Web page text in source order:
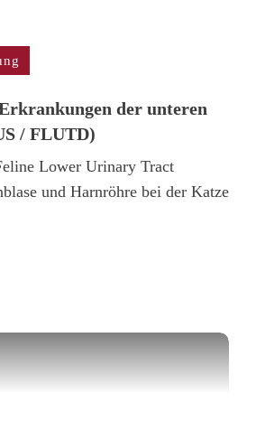
der unteren
/ FLUTD)
Lower Urinary Tract
und Harnröhre bei der Katze